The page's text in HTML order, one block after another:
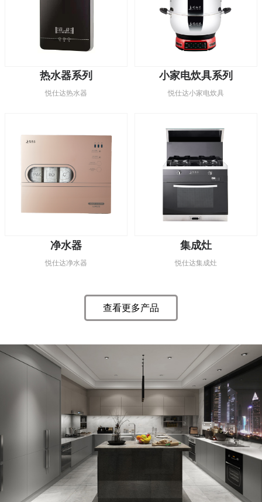
热水器系列
悦仕达热水器
小家电炊具系列
悦仕达小家电炊具
净水器
悦仕达净水器
集成灶
悦仕达集成灶
查看更多产品